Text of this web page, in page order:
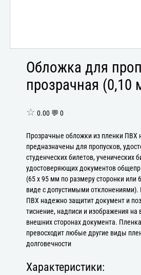
Обложка для
прозрачная (0,10
☆ 0.00 💬 0
Прозрачные обложки из пленки ПВХ
предназначены для пропусков,
студенческих билетов, ученических
удостоверяющих документов
(65 х 95 мм по размеру сторонки или
виде с допустимыми отклонениями).
ПВХ надежно защитит документ и
тиснение, надписи и изображения на
внешних сторонах документа.
превосходит любые другие виды
долговечности
Характеристики: